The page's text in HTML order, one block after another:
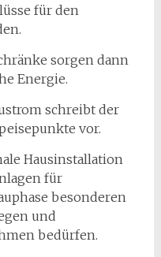
für den
sorgen dann
Energie.
schreibt der
vor.
Hausinstallation
für
besonderen
und
bedürfen.